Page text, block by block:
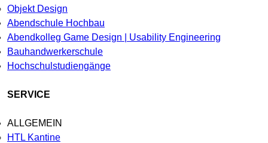
Objekt Design
Abendschule Hochbau
Abendkolleg Game Design | Usability Engineering
Bauhandwerkerschule
Hochschulstudiengänge
SERVICE
ALLGEMEIN
HTL Kantine